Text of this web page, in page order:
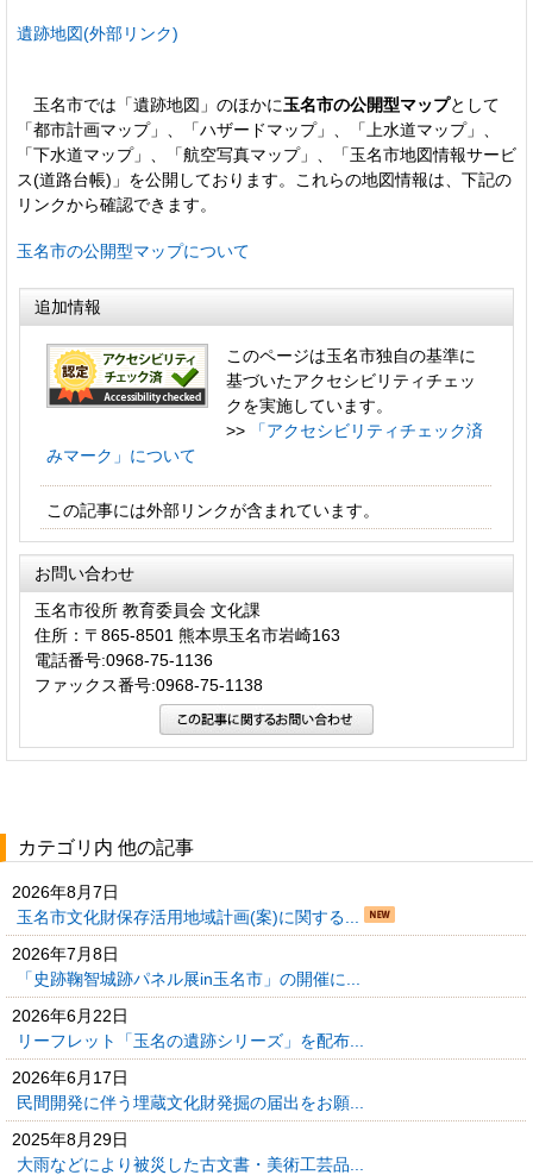
遺跡地図(外部リンク)
玉名市では「遺跡地図」のほかに玉名市の公開型マップとして
「都市計画マップ」、「ハザードマップ」、「上水道マップ」、
「下水道マップ」、「航空写真マップ」、「玉名市地図情報サービ
ス(道路台帳)」を公開しております。これらの地図情報は、下記の
リンクから確認できます。
玉名市の公開型マップについて
追加情報
このページは玉名市独自の基準に
基づいたアクセシビリティチェッ
クを実施しています。
>>
「アクセシビリティチェック済
みマーク」について
この記事には外部リンクが含まれています。
お問い合わせ
玉名市役所 教育委員会 文化課
住所：〒865-8501 熊本県玉名市岩崎163
電話番号:0968-75-1136
ファックス番号:0968-75-1138
カテゴリ内 他の記事
2026年8月7日
玉名市文化財保存活用地域計画(案)に関する...
2026年7月8日
「史跡鞠智城跡パネル展in玉名市」の開催に...
2026年6月22日
リーフレット「玉名の遺跡シリーズ」を配布...
2026年6月17日
民間開発に伴う埋蔵文化財発掘の届出をお願...
2025年8月29日
大雨などにより被災した古文書・美術工芸品...